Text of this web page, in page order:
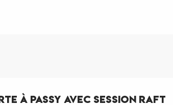
à Passy avec Session Raft